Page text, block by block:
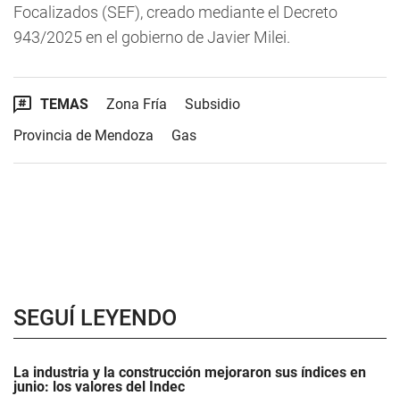
Focalizados (SEF), creado mediante el Decreto
943/2025 en el gobierno de Javier Milei.
TEMAS Zona Fría
Subsidio
Provincia de Mendoza
Gas
SEGUÍ LEYENDO
La industria y la construcción mejoraron sus índices en
junio: los valores del Indec